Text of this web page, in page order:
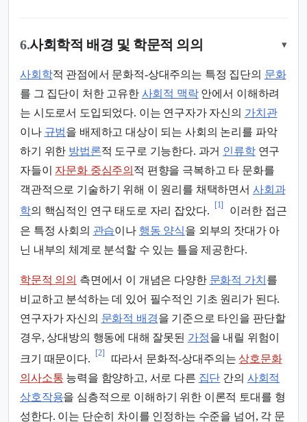
6.사회학적 배경 및 학문적 의의 ▾
사회학적 관점에서 문화적-상대주의는 특정 집단의 문화
를 그 집단이 처한 고유한 사회적 맥락안에서 이해하려
는 시도로서 도입되었다. 이는 연구자가 자신의 가치관
이나 규범을 배제하고 대상이 되는 사회의 논리를 파악
하기 위한 방법론적 도구로 기능한다. 과거 인류학연구
자들이 자문화 중심주의 적 편향을 극복하고 타 문화를
객관적으로 기술하기 위해 이 원리를 채택하면서 사회과
학의 핵심적인 연구 태도로 자리 잡았다.
[1]
이러한 접근
은 특정 사회의 관습이나 행동 양식을 외부의 잣대가 아
닌 내부의 체계로 분석할 수 있는 틀을 제공한다.
학문적 의의 측면에서 이 개념은 다양한 문화적 가치 를
비교하고 분석하는 데 있어 필수적인 기초 원리가 된다.
연구자가 자신의 문화적 배경을 기준으로 타인을 판단할
경우, 상대방의 행동에 대해 잘못된 가정을 내릴 위험이
크기 때문이다.
[2]
따라서 문화적-상대주의는상호문화
의사소통 능력을 함양하고, 서로 다른 집단 간의 사회적
상호작용을 심층적으로 이해하기 위한 이론적 토대를 형
성한다. 이는 단순히 차이를 인정하는 수준을 넘어, 각 문